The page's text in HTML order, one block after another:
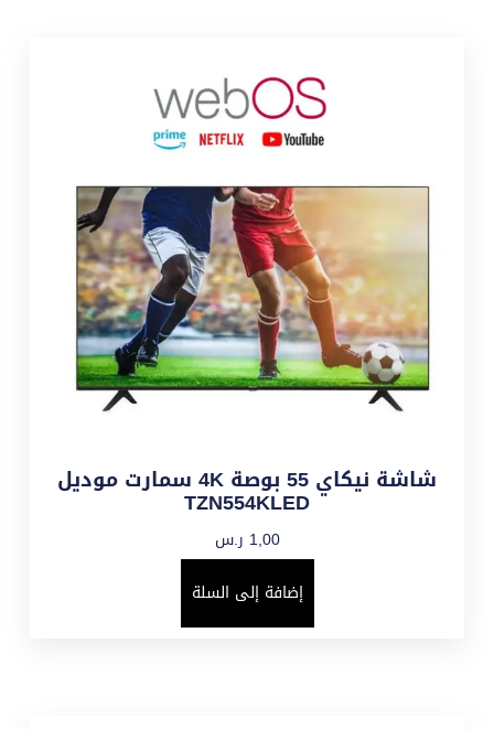
شاشة نيكاي 55 بوصة 4K سمارت موديل
TZN554KLED
1,00 ر.س
إضافة إلى السلة